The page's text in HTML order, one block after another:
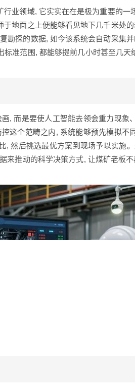
业领域, 它实实在在是极为重要的一
地面之上便能够看见地下几千米处
勘探的数据, 如今该系统会自动采集
准范围, 都能够提前几小时甚至几天
, 而是要使人工智能去领会重力现象
这个范畴之内, 系统能够预先模拟不
, 然后挑选最优方案到现场予以实施
来推动的科学决策方式, 让煤矿老板